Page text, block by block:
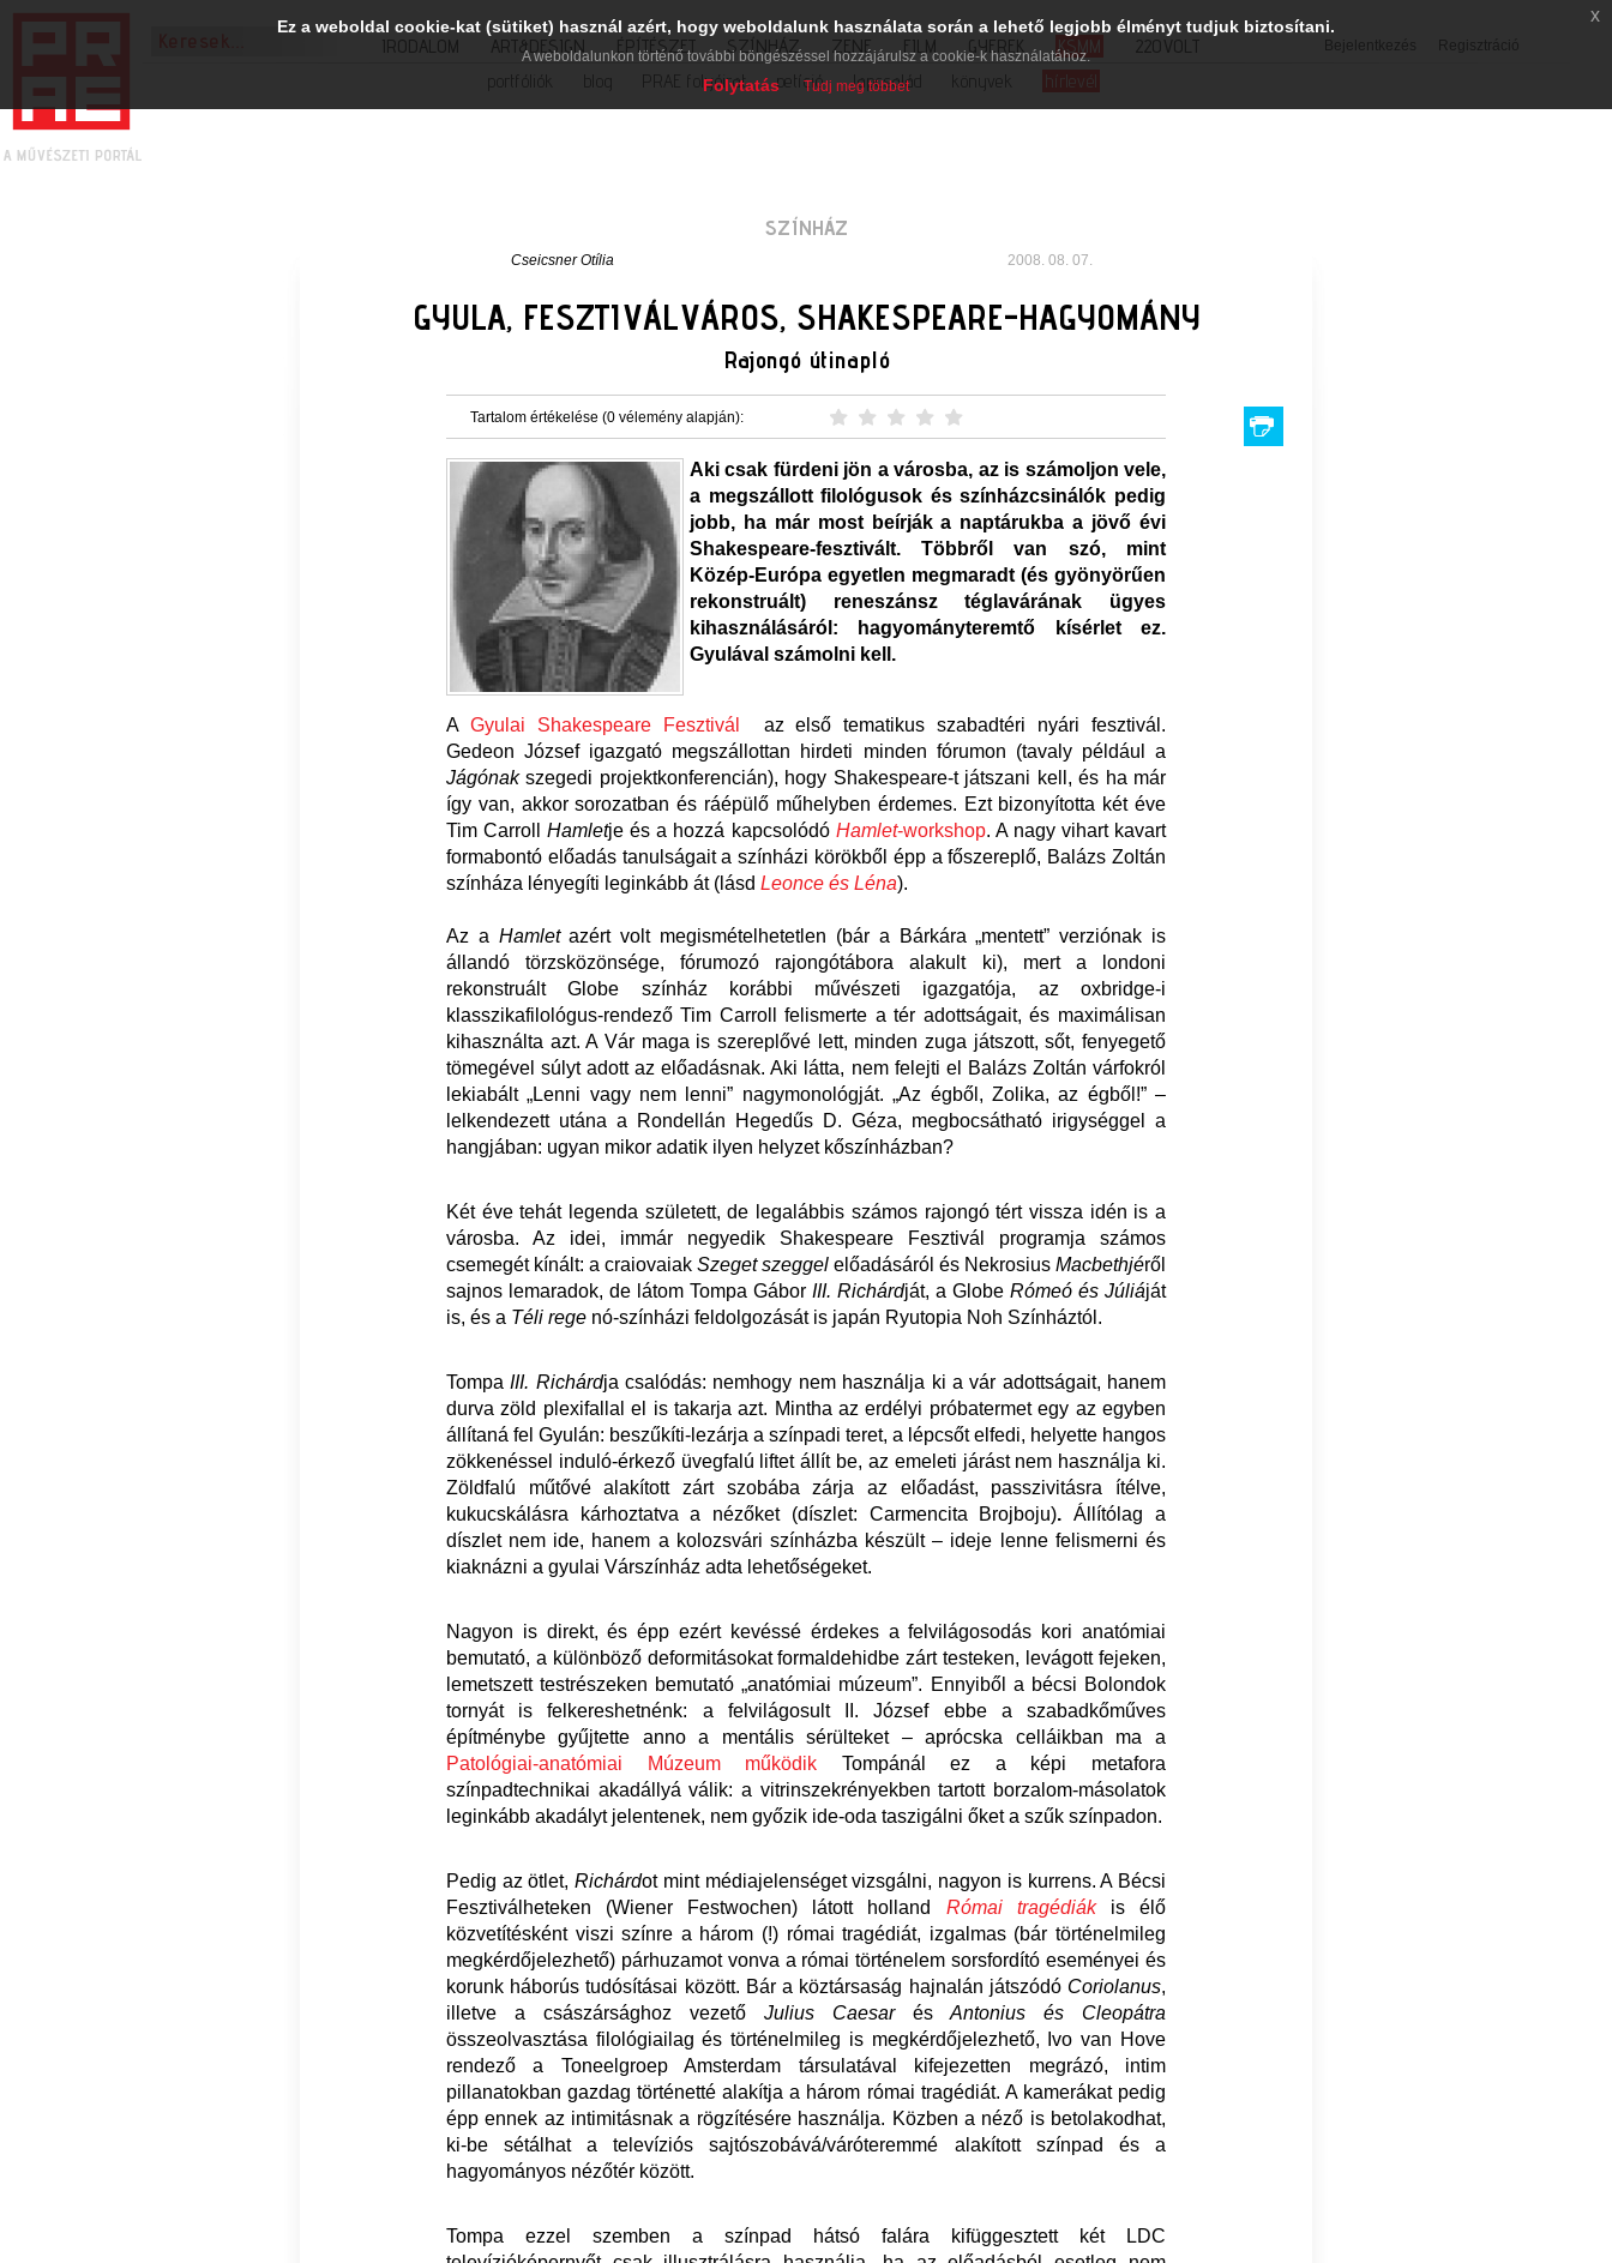
Bejelentkezés Regisztráció
IRODALOM ART&DESIGN ÉPÍTÉSZET SZÍNHÁZ ZENE FILM GYEREK KSMM
220VOLT
portfóliók
blog PRAE folyóirat petíció lapcsalád könyvek hírlevél
SZÍNHÁZ
Cseicsner Otília 2008. 08. 07.
GYULA, FESZTIVÁLVÁROS, SHAKESPEARE-HAGYOMÁNY
Rajongó útinapló
Tartalom értékelése (0 vélemény alapján):
Aki csak fürdeni jön a városba, az is számoljon vele,
a megszállott filológusok és színházcsinálók pedig
jobb, ha már most beírják a naptárukba a jövő évi
Shakespeare-fesztivált. Többről van szó, mint
Közép-Európa egyetlen megmaradt (és gyönyörűen
rekonstruált) reneszánsz téglavárának ügyes
kihasználásáról: hagyományteremtő kísérlet ez.
Gyulával számolni kell.
A Gyulai Shakespeare Fesztivál
az első tematikus szabadtéri nyári fesztivál.
Gedeon József igazgató megszállottan hirdeti minden fórumon (tavaly például a
Jágónakszegedi projektkonferencián), hogy Shakespeare-t játszani kell, és ha már
így van, akkor sorozatban és ráépülő műhelyben érdemes. Ezt bizonyította két éve
Tim CarrollHamletje és a hozzá kapcsolódó Hamlet-workshop. A nagy vihart kavart
formabontó előadás tanulságait a színházi körökből épp a főszereplő, Balázs Zoltán
színháza lényegíti leginkább át (lásd Leonce és Léna).
Az a Hamletazért volt megismételhetetlen (bár a Bárkára „mentett” verziónak is
állandó törzsközönsége, fórumozó rajongótábora alakult ki), mert a londoni
rekonstruált Globe színház korábbi művészeti igazgatója, az oxbridge-i
klasszikafilológus-rendező Tim Carroll felismerte a tér adottságait, és maximálisan
kihasználta azt. A Vár maga is szereplővé lett, minden zuga játszott, sőt, fenyegető
tömegével súlyt adott az előadásnak. Aki látta, nem felejti el Balázs Zoltán várfokról
lekiabált „Lenni vagy nem lenni” nagymonológját. „Az égből, Zolika, az égből!” –
lelkendezett utána a Rondellán Hegedűs D. Géza, megbocsátható irigységgel a
hangjában: ugyan mikor adatik ilyen helyzet kőszínházban?
Két éve tehát legenda született, de legalábbis számos rajongó tért vissza idén is a
városba. Az idei, immár negyedik Shakespeare Fesztivál programja számos
csemegét kínált: a craiovaiak Szeget szeggelelőadásáról és Nekrosius Macbethjéről
sajnos lemaradok, de látom Tompa Gábor III. Richárdját, a Globe Rómeó és Júliáját
is, és a Téli regenó-színházi feldolgozását is japán Ryutopia Noh Színháztól.
TompaIII. Richárdja csalódás: nemhogy nem használja ki a vár adottságait, hanem
durva zöld plexifallal el is takarja azt. Mintha az erdélyi próbatermet egy az egyben
állítaná fel Gyulán: beszűkíti-lezárja a színpadi teret, a lépcsőt elfedi, helyette hangos
zökkenéssel induló-érkező üvegfalú liftet állít be, az emeleti járást nem használja ki.
Zöldfalú műtővé alakított zárt szobába zárja az előadást, passzivitásra ítélve,
kukucskálásra kárhoztatva a nézőket (díszlet: Carmencita Brojboju). Állítólag a
díszlet nem ide, hanem a kolozsvári színházba készült – ideje lenne felismerni és
kiaknázni a gyulai Várszínház adta lehetőségeket.
Nagyon is direkt, és épp ezért kevéssé érdekes a felvilágosodás kori anatómiai
bemutató, a különböző deformitásokat formaldehidbe zárt testeken, levágott fejeken,
lemetszett testrészeken bemutató „anatómiai múzeum”. Ennyiből a bécsi Bolondok
tornyát is felkereshetnénk: a felvilágosult II. József ebbe a szabadkőműves
építménybe gyűjtette anno a mentális sérülteket – aprócska celláikban ma a
Patológiai-anatómiai Múzeum működik Tompánál ez a képi metafora
színpadtechnikai akadállyá válik: a vitrinszekrényekben tartott borzalom-másolatok
leginkább akadályt jelentenek, nem győzik ide-oda taszigálni őket a szűk színpadon.
Pedig az ötlet,Richárdot mint médiajelenséget vizsgálni, nagyon is kurrens. A Bécsi
Fesztiválheteken (Wiener Festwochen) látott holland Római tragédiákis élő
közvetítésként viszi színre a három (!) római tragédiát, izgalmas (bár történelmileg
megkérdőjelezhető) párhuzamot vonva a római történelem sorsfordító eseményei és
korunk háborús tudósításai között. Bár a köztársaság hajnalán játszódó Coriolanus,
illetve a császársághoz vezető Julius Caesar ésAntonius és Cleopátra
összeolvasztása filológiailag és történelmileg is megkérdőjelezhető, Ivo van Hove
rendező a Toneelgroep Amsterdam társulatával kifejezetten megrázó, intim
pillanatokban gazdag történetté alakítja a három római tragédiát. A kamerákat pedig
épp ennek az intimitásnak a rögzítésére használja. Közben a néző is betolakodhat,
ki-be sétálhat a televíziós sajtószobává/váróteremmé alakított színpad és a
hagyományos nézőtér között.
Tompa ezzel szemben a színpad hátsó falára kifüggesztett két LDC
Ez a weboldal cookie-kat (sütiket) használ azért, hogy weboldalunk használata során a lehető legjobb élményt tudjuk biztosítani.
A weboldalunkon történő további böngészéssel hozzájárulsz a cookie-k használatához.
Folytatás Tudj meg többet
x